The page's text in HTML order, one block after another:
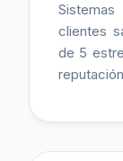
clientes
de 5